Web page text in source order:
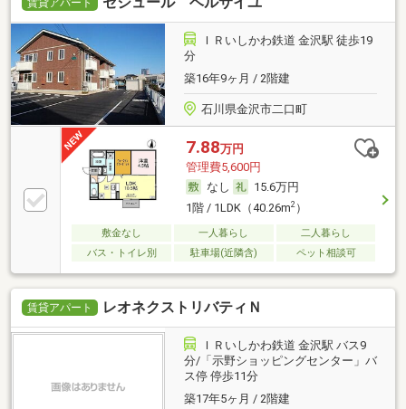
賃貸アパート
ＩＲいしかわ鉄道 金沢駅 徒歩19
分
築16年9ヶ月 / 2階建
石川県金沢市二口町
7.88万円
管理費5,600円
なし
15.6万円
1階 / 1LDK（40.26m2）
敷金なし 一人暮らし
二人暮らし
バス・トイレ別
駐車場(近隣含) ペット相談可
賃貸アパート レオネクストリバティＮ
ＩＲいしかわ鉄道 金沢駅 バス9
分/「示野ショッピングセンター」バ
ス停 停歩11分
築17年5ヶ月 / 2階建